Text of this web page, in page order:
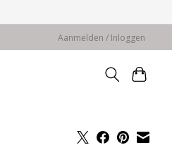
Aanmelden / Inloggen